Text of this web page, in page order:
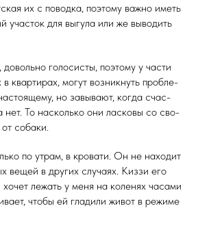
их с по­вод­ка, по­это­му важ­но иметь
учас­ток для вы­гула или же вы­водить
го­лосис­ты, по­это­му у час­ти
квар­ти­рах, мо­гут воз­никнуть проб­ле­
но за­выва­ют, ког­да счас­
нет. То нас­коль­ко они лас­ко­вы со сво­
со­баки.
по ут­рам, в кро­вати. Он не на­ходит
ве­щей в дру­гих слу­ча­ях. Киз­зи его
ле­жать у ме­ня на ко­ленях ча­сами
что­бы ей гла­дили жи­вот в ре­жиме